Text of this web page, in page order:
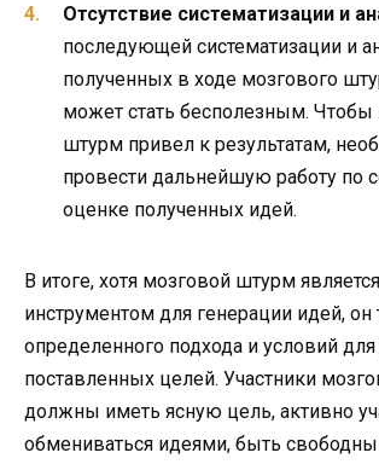
Отсутствие систематизации и
последующей систематизации и
полученных в ходе мозгового
может стать бесполезным. Чтобы
штурм привел к результатам,
провести дальнейшую работу по
оценке полученных идей.
В итоге, хотя мозговой штурм
инструментом для генерации идей, он
определенного подхода и условий
поставленных целей. Участники
должны иметь ясную цель, активно
обмениваться идеями, быть